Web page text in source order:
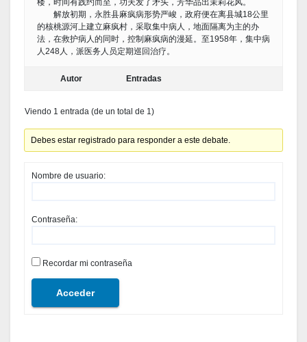
楼，时间有践约而至，功夫发了矛头，芳华品出茉莉花风。
解放初期，永胜县麻疯病形势严峻，政府便在离县城18公里
的核桃源河上建立麻疯村，采取集中病人，地面隔离为主的办
法，在救护病人的同时，控制麻疯病的漫延。至1958年，集中病
人248人，派医务人员定期巡回治疗。
Autor Entradas
Viendo 1 entrada (de un total de 1)
Debes estar registrado para responder a este debate.
Nombre de usuario:
Contraseña:
Recordar mi contraseña
Acceder